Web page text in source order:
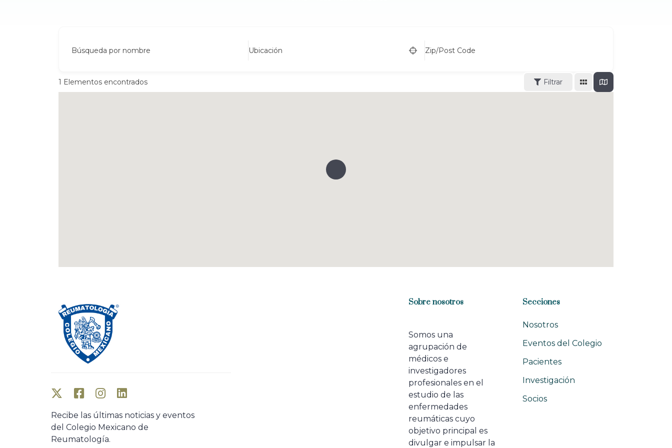
Búsqueda por nombre Ubicación Zip/Post Code
1 Elementos encontrados Filtrar
Recibe las últimas noticias y eventos
del Colegio Mexicano de
Reumatología.
Sobre nosotros
Somos una
agrupación de
médicos e
investigadores
profesionales en el
estudio de las
enfermedades
reumáticas cuyo
objetivo principal es
divulgar e impulsar la
Secciones
Nosotros
Eventos del Colegio
Pacientes
Investigación
Socios